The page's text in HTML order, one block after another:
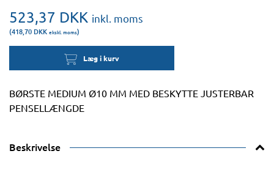
523,37 DKK inkl. moms
(418,70 DKK ekskl. moms)
Læg i kurv
BØRSTE MEDIUM Ø10 MM MED BESKYTTE JUSTERBAR
PENSELLÆNGDE
Beskrivelse